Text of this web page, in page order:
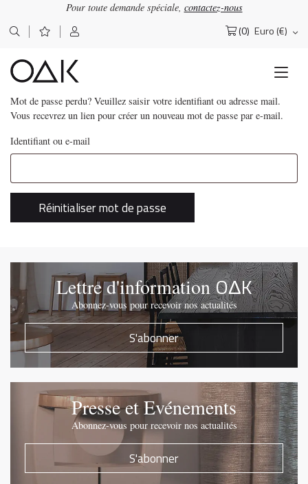
Pour toute demande spéciale, contactez-nous
(0) Euro (€)
Rechercher :
Mot de passe perdu? Veuillez saisir votre identifiant ou adresse mail.
Vous recevrez un lien pour créer un nouveau mot de passe par e-mail.
Identifiant ou e-mail
Réinitialiser mot de passe
Lettre d'informationOΔK
Abonnez-vous pour recevoir nos actualités
S'abonner
Presse et Evénements
Abonnez-vous pour recevoir nos actualités
S'abonner